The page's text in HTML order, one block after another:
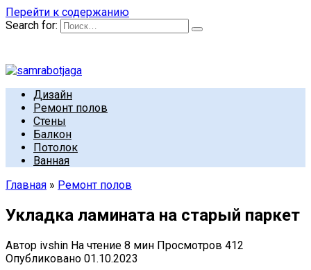
Перейти к содержанию
Search for:
Дизайн
Ремонт полов
Стены
Балкон
Потолок
Ванная
Главная » Ремонт полов
Укладка ламината на старый паркет
Автор ivshin На чтение 8 мин Просмотров 412
Опубликовано 01.10.2023